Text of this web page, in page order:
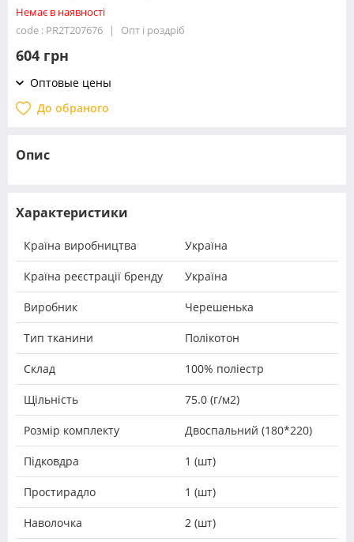
Немає в наявності
code : PR2T207676
Опт і роздріб
604 грн
Оптовые цены
До обраного
Опис
Характеристики
Країна виробництва Україна
Країна реєстрації бренду Україна
Виробник Черешенька
Тип тканини Полікотон
Склад 100% поліестр
Щільність 75.0 (г/м2)
Розмір комплекту Двоспальний (180*220)
Підковдра 1 (шт)
Простирадло 1 (шт)
Наволочка 2 (шт)